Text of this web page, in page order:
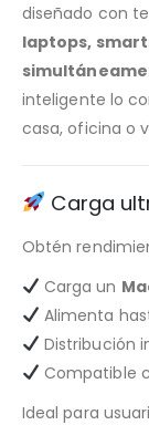
diseñado con
laptops,
inteligente lo
casa, oficina o
Carga
Obtén
Carga un
Alimenta
Distribución
Compatible
Ideal para